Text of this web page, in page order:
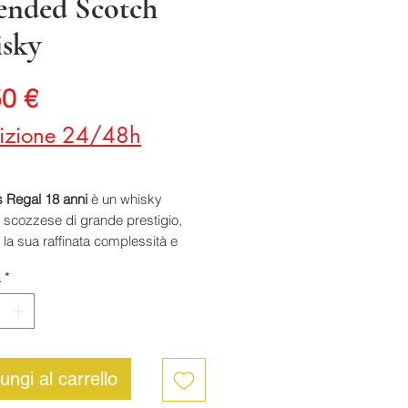
Scotch
€Prezzo
24/48h
Regal 18 anni è un whisky
scozzese di grande prestigio,
la sua raffinata complessità e
selezionati, invecchiati per
diciotto anni, questo whisky si
per il perfetto equilibrio tra
intenso e luminoso. Al naso
*
al carrello